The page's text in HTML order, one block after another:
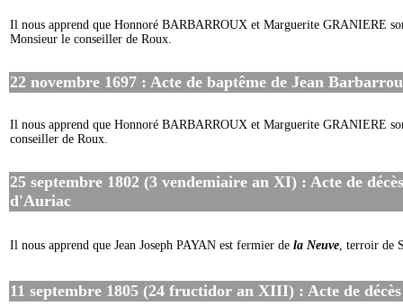
Il nous apprend que Honnoré BARBARROUX et Marguerite GRANIERE
Monsieur le conseiller de Roux.
22 novembre 1697 : Acte de baptême de Jean
Il nous apprend que Honnoré BARBARROUX et Marguerite GRANIERE
conseiller de Roux.
25 septembre 1802 (3 vendemiaire an XI) : Acte de
d'Auriac
Il nous apprend que Jean Joseph PAYAN est fermier de la Neuve, terroir de
11 septembre 1805 (24 fructidor an XIII) : Acte de